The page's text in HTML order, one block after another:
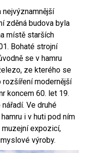
nejvýznamnější
zděná budova byla
místě starších
Bohaté strojní
se v hamru
ze kterého se
modernější
koncem 60. let 19.
Ve druhé
i v huti pod ním
expozicí,
výroby.